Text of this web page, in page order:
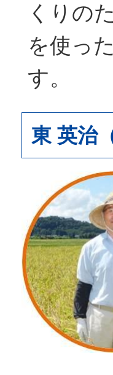
くりの
を使っ
す。
東 英治